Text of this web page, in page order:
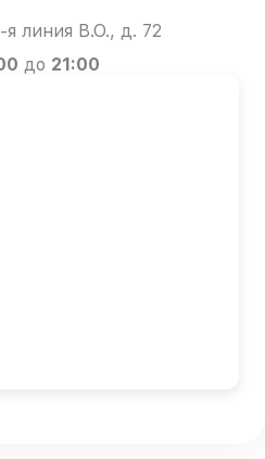
я линия В.О., д. 72
до 21:00